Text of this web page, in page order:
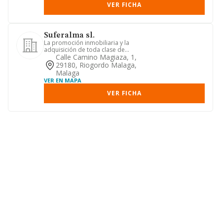
VER FICHA
Suferalma sl.
La promoción inmobiliaria y la
adquisición de toda clase de
inmuebles y terrenos, su urbanización
y...
Calle Camino Magiaza, 1,
29180, Riogordo Malaga,
Malaga
VER EN MAPA
VER FICHA